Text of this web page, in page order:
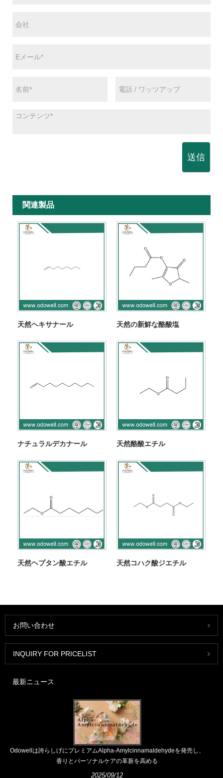
送信
関連製品
天然ヘキサナール 天然の新鮮な酪酸塩
ナチュラルデカナール 天然酪酸エチル
天然ヘプタン酸エチル 天然コハク酸ジエチル
お問い合わせ
INQUIRY FOR PRICELIST
最新ニュース
Odowellは誇らしげにプレミアムAlpha-Amylcinnamaldehydeを発売し、
香りとパーソナルケアの革新を高める
2025/09/12